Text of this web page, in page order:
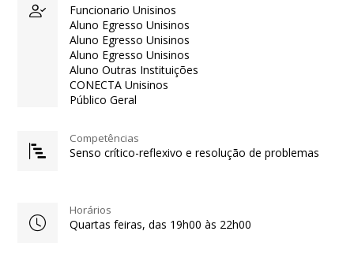
Funcionario Unisinos
Aluno Egresso Unisinos
Aluno Egresso Unisinos
Aluno Egresso Unisinos
Aluno Outras Instituições
CONECTA Unisinos
Público Geral
Competências
Senso crítico-reflexivo e resolução de problemas
Horários
Quartas feiras, das 19h00 às 22h00